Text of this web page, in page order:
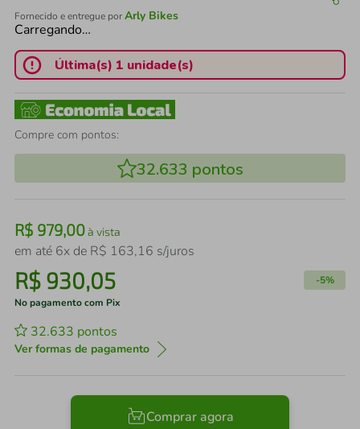
Fornecido e entregue porArly Bikes
Carregando…
Última(s) 1 unidade(s)
Compre com pontos:
32.633 pontos
R$ 979,00à vista
em até 6x de R$ 163,16 s/juros
R$ 930,05 -5%
No pagamento com Pix
32.633 pontos
Ver formas de pagamento
Comprar agora